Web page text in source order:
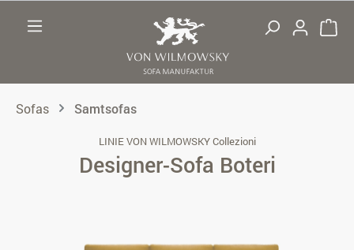
Sofas Samtsofas
LINIE VON WILMOWSKY Collezioni
Designer-Sofa Boteri